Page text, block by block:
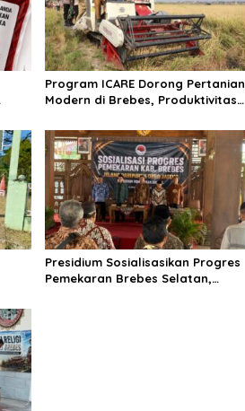
Program ICARE Dorong Pertanian
Modern di Brebes, Produktivitas
Hektare
Presidium Sosialisasikan Progres
Pemekaran Brebes Selatan,